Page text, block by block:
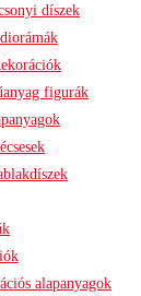
díszek
figurák
alapanyagok